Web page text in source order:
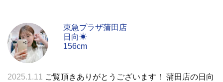
東急プラザ蒲田店
日向☀
156cm
2025.1.11
ご覧頂きありがとうございます！ 蒲田店の日向